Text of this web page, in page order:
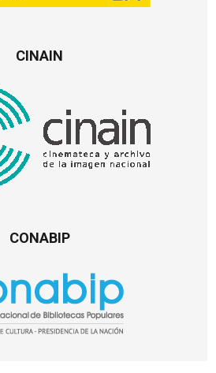
CINAIN
CONABIP